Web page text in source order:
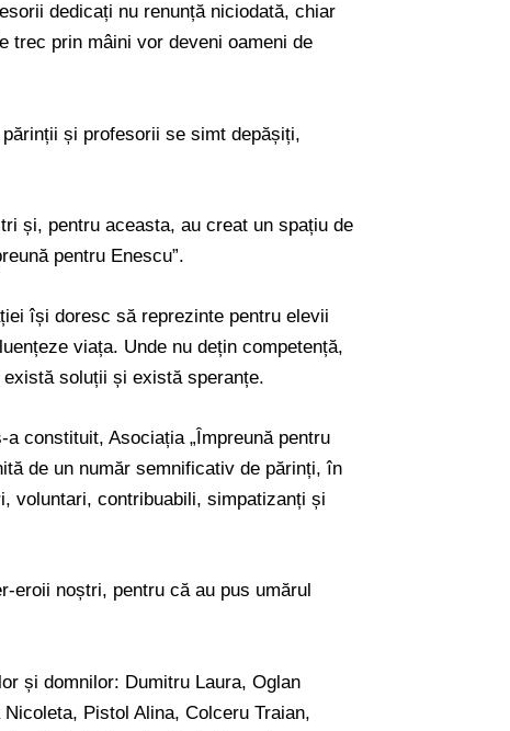
dedicați nu renunță niciodată, chiar
trec prin mâini vor deveni oameni de
și profesorii se simt depășiți,
și, pentru aceasta, au creat un spațiu de
pentru Enescu”.
își doresc să reprezinte pentru elevii
viața. Unde nu dețin competență,
soluții și există speranțe.
a constituit, Asociația „Împreună pentru
de un număr semnificativ de părinți, în
voluntari, contribuabili, simpatizanți și
eroii noștri, pentru că au pus umărul
și domnilor: Dumitru Laura, Oglan
Pistol Alina, Colceru Traian,